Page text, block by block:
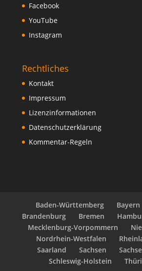
Facebook
YouTube
Instagram
Rechtliches
Kontakt
Impressum
Lizenzinformationen
Datenschutzerklärung
Kommentar-Regeln
Baden-Württemberg Bayern
Brandenburg
Bremen
Mecklenburg-Vorpommern
Nordrhein-Westfalen
Saarland
Sachsen
Schleswig-Holstein